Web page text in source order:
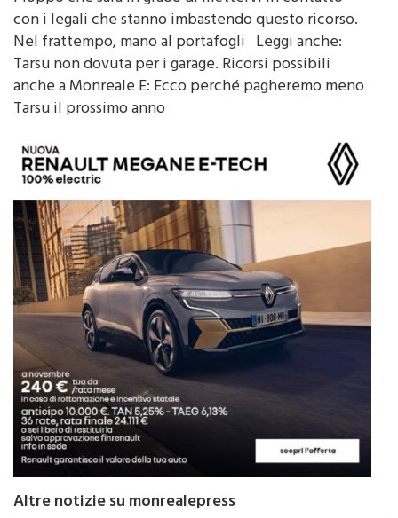
Nel frattempo, mano al portafogli Leggi anche:
Tarsu non dovuta per i garage. Ricorsi possibili
anche a Monreale E: Ecco perché pagheremo meno
Tarsu il prossimo anno
Altre notizie su monrealepress